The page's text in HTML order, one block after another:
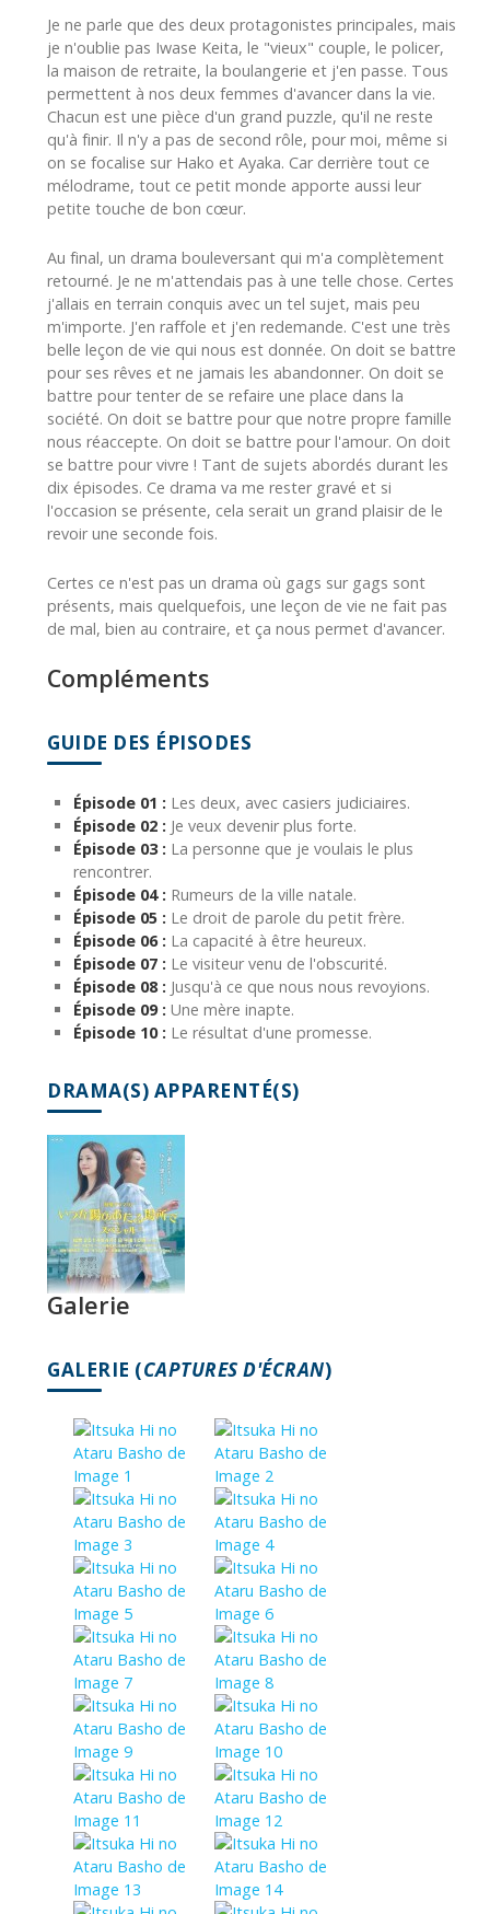
Je ne parle que des deux protagonistes principales, mais
je n'oublie pas Iwase Keita, le "vieux" couple, le policer,
la maison de retraite, la boulangerie et j'en passe. Tous
permettent à nos deux femmes d'avancer dans la vie.
Chacun est une pièce d'un grand puzzle, qu'il ne reste
qu'à finir. Il n'y a pas de second rôle, pour moi, même si
on se focalise sur Hako et Ayaka. Car derrière tout ce
mélodrame, tout ce petit monde apporte aussi leur
petite touche de bon cœur.
Au final, un drama bouleversant qui m'a complètement
retourné. Je ne m'attendais pas à une telle chose. Certes
j'allais en terrain conquis avec un tel sujet, mais peu
m'importe. J'en raffole et j'en redemande. C'est une très
belle leçon de vie qui nous est donnée. On doit se battre
pour ses rêves et ne jamais les abandonner. On doit se
battre pour tenter de se refaire une place dans la
société. On doit se battre pour que notre propre famille
nous réaccepte. On doit se battre pour l'amour. On doit
se battre pour vivre ! Tant de sujets abordés durant les
dix épisodes. Ce drama va me rester gravé et si
l'occasion se présente, cela serait un grand plaisir de le
revoir une seconde fois.
Certes ce n'est pas un drama où gags sur gags sont
présents, mais quelquefois, une leçon de vie ne fait pas
de mal, bien au contraire, et ça nous permet d'avancer.
Compléments
GUIDE DES ÉPISODES
Épisode 01 : Les deux, avec casiers judiciaires.
Épisode 02 : Je veux devenir plus forte.
Épisode 03 : La personne que je voulais le plus
rencontrer.
Épisode 04 : Rumeurs de la ville natale.
Épisode 05 : Le droit de parole du petit frère.
Épisode 06 : La capacité à être heureux.
Épisode 07 : Le visiteur venu de l'obscurité.
Épisode 08 : Jusqu'à ce que nous nous revoyions.
Épisode 09 : Une mère inapte.
Épisode 10 : Le résultat d'une promesse.
DRAMA(S) APPARENTÉ(S)
Galerie
GALERIE (CAPTURES D'ÉCRAN)